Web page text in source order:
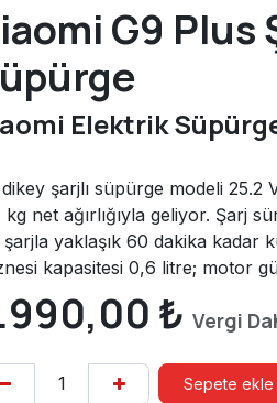
G9 Plus
Elektrik
şarjlı süpürge modeli 25.2
net ağırlığıyla geliyor. Şarj
yaklaşık 60 dakika kadar
kapasitesi 0,6 litre; motor
₺ Vergi
Sepete ekle